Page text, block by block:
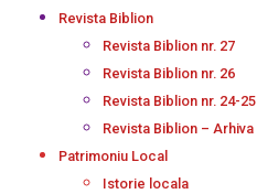
Revista Biblion
Revista Biblion nr. 27
Revista Biblion nr. 26
Revista Biblion nr. 24-25
Revista Biblion – Arhiva
Patrimoniu Local
Istorie locala